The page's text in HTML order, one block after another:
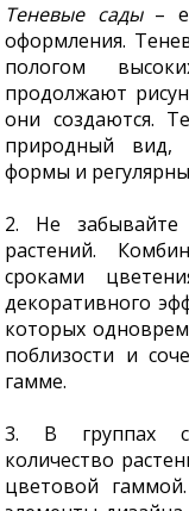
Теневые сады–
оформления.
пологом
продолжают
они создаются.
природный вид,
формы и
2. Не
растений.
сроками
декоративного
которых
поблизости и
гамме.
3. В группах
количество
цветовой